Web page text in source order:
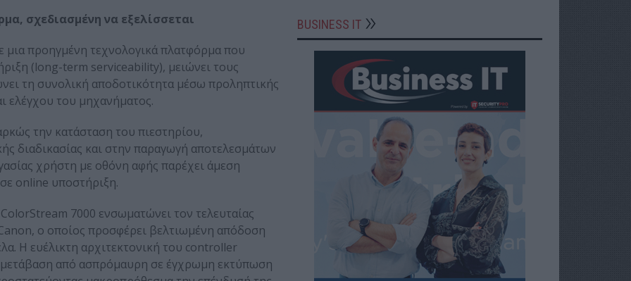
σχεδιασμένη να εξελίσσεται
μια προηγμένη τεχνολογικά πλατφόρμα που
(long-term serviceability), μειώνει τους
τη συνολική αποδοτικότητα μέσω προληπτικής
ελέγχου του μηχανήματος.
την κατάσταση του πιεστηρίου,
διαδικασίας και στην παραγωγή αποτελεσμάτων
χρήστη με οθόνη αφής παρέχει άμεση
online υποστήριξη.
7000 ενσωματώνει τον τελευταίας
ο οποίος προσφέρει βελτιωμένη απόδοση
Η ευέλικτη αρχιτεκτονική του controller
από ασπρόμαυρη σε έγχρωμη εκτύπωση
BUSINESS IT